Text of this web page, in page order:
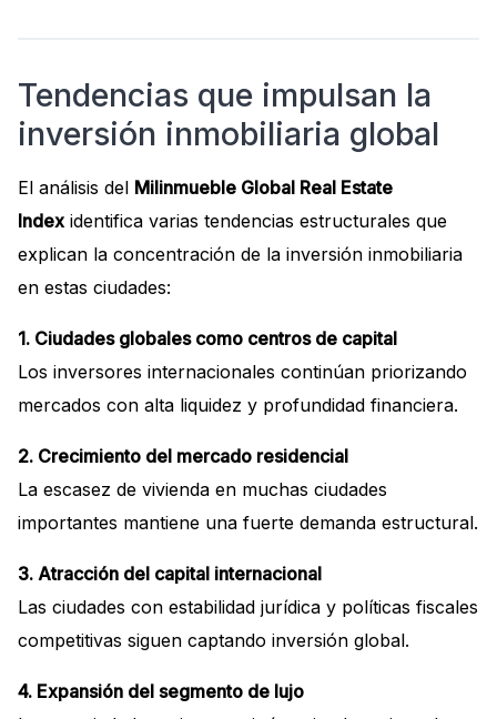
Tendencias que impulsan la
inversión inmobiliaria global
El análisis del Milinmueble Global Real Estate
Index identifica varias tendencias estructurales que
explican la concentración de la inversión inmobiliaria
en estas ciudades:
1. Ciudades globales como centros de capital
Los inversores internacionales continúan priorizando
mercados con alta liquidez y profundidad financiera.
2. Crecimiento del mercado residencial
La escasez de vivienda en muchas ciudades
importantes mantiene una fuerte demanda estructural.
3. Atracción del capital internacional
Las ciudades con estabilidad jurídica y políticas fiscales
competitivas siguen captando inversión global.
4. Expansión del segmento de lujo